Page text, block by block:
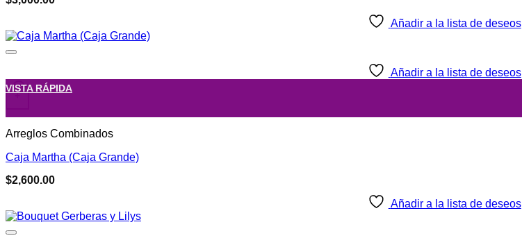
Añadir a la lista de deseos
Añadir a la lista de deseos
+
VISTA RÁPIDA
Arreglos Combinados
Caja Martha (Caja Grande)
$2,600.00
Añadir a la lista de deseos